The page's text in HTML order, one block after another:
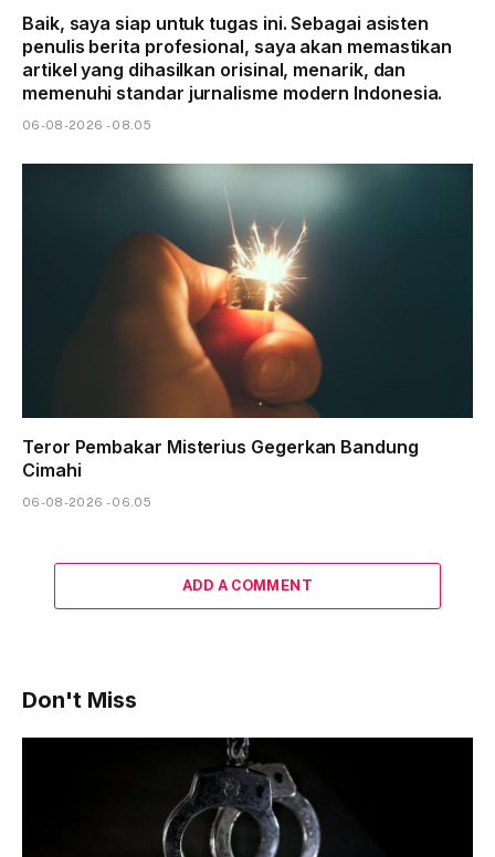
Baik, saya siap untuk tugas ini. Sebagai asisten
penulis berita profesional, saya akan memastikan
artikel yang dihasilkan orisinal, menarik, dan
memenuhi standar jurnalisme modern Indonesia.
06-08-2026 - 08.05
Teror Pembakar Misterius Gegerkan Bandung
Cimahi
06-08-2026 - 06.05
ADD A COMMENT
Don't Miss